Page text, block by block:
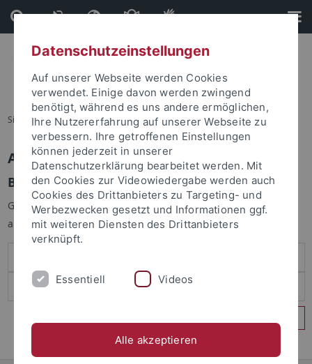
Direkt
zum
Inhalt
Direkt
zur
Fußleiste
Sie sind hier: Startseite
Anmelden
Benutzeranmeldung
Geben Sie Ihren Benutzernamen und Ihr Passwort an um sich
anzumelden:
Datenschutzeinstellungen
Auf unserer Webseite werden Cookies
verwendet. Einige davon werden zwingend
benötigt, während es uns andere ermöglichen,
Ihre Nutzererfahrung auf unserer Webseite zu
verbessern. Ihre getroffenen Einstellungen
können jederzeit in unserer
Datenschutzerklärung bearbeitet werden. Mit
den Cookies zur Videowiedergabe werden auch
Cookies des Drittanbieters zu Targeting- und
Werbezwecken gesetzt und Informationen ggf.
mit weiteren Diensten des Drittanbieters
verknüpft.
Essentiell Videos
Alle akzeptieren